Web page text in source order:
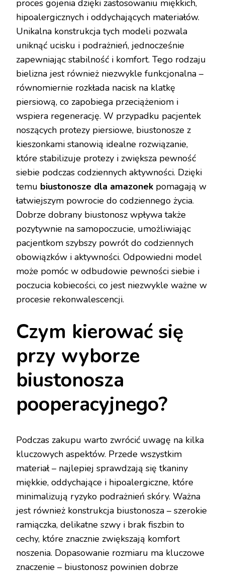
proces gojenia dzięki zastosowaniu miękkich,
hipoalergicznych i oddychających materiałów.
Unikalna konstrukcja tych modeli pozwala
uniknąć ucisku i podrażnień, jednocześnie
zapewniając stabilność i komfort. Tego rodzaju
bielizna jest również niezwykle funkcjonalna –
równomiernie rozkłada nacisk na klatkę
piersiową, co zapobiega przeciążeniom i
wspiera regenerację. W przypadku pacjentek
noszących protezy piersiowe, biustonosze z
kieszonkami stanowią idealne rozwiązanie,
które stabilizuje protezy i zwiększa pewność
siebie podczas codziennych aktywności. Dzięki
temu biustonosze dla amazonek pomagają w
łatwiejszym powrocie do codziennego życia.
Dobrze dobrany biustonosz wpływa także
pozytywnie na samopoczucie, umożliwiając
pacjentkom szybszy powrót do codziennych
obowiązków i aktywności. Odpowiedni model
może pomóc w odbudowie pewności siebie i
poczucia kobiecości, co jest niezwykle ważne w
procesie rekonwalescencji.
Czym kierować się
przy wyborze
biustonosza
pooperacyjnego?
Podczas zakupu warto zwrócić uwagę na kilka
kluczowych aspektów. Przede wszystkim
materiał – najlepiej sprawdzają się tkaniny
miękkie, oddychające i hipoalergiczne, które
minimalizują ryzyko podrażnień skóry. Ważna
jest również konstrukcja biustonosza – szerokie
ramiączka, delikatne szwy i brak fiszbin to
cechy, które znacznie zwiększają komfort
noszenia. Dopasowanie rozmiaru ma kluczowe
znaczenie – biustonosz powinien dobrze